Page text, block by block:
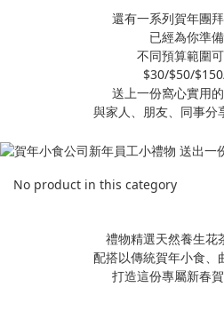
還有一系列賀年團
已經為你準
不同預算範圍
$30/$50/
送上一份窩心實用
與家人、朋友、同事分
No product in this category
禮物精選天然養生花
配搭以傳統賀年小食、
打造這份專屬新春